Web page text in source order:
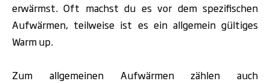
erwärmst.Oft machst du es vor dem spezifischen
Aufwärmen, teilweise ist es ein allgemein gültiges
Warm up.
Zum allgemeinen Aufwärmen zählen auch